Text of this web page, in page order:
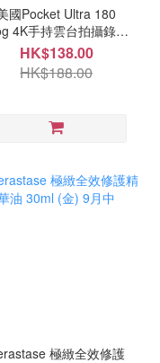
國Pocket Ultra 180
4K手持雲台拍攝錄器
10月中
HK$138.00
HK$188.00
極緻全效修護